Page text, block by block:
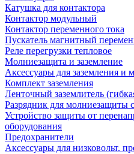
Катушка для контактора
Контактор модульный
Контактор переменного тока
Пускатель магнитный
Реле перегрузки тепловое
Молниезащита и заземление
Аксессуары для заземления и
Комплект заземления
Ленточный заземлитель
Разрядник для молниезащиты
Устройство защиты от
оборудования
Предохранители
Аксессуары для низковольт.